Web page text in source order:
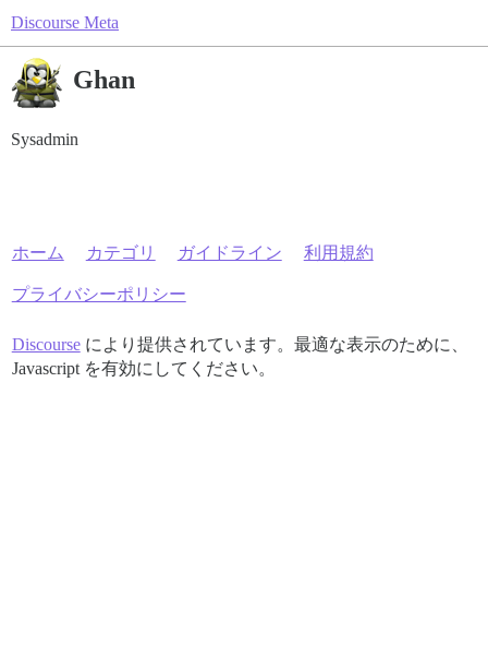
Discourse Meta
Ghan
Sysadmin
ホーム カテゴリ ガイドライン 利用規約
プライバシーポリシー
Discourseにより提供されています。最適な表示のために、
Javascript を有効にしてください。